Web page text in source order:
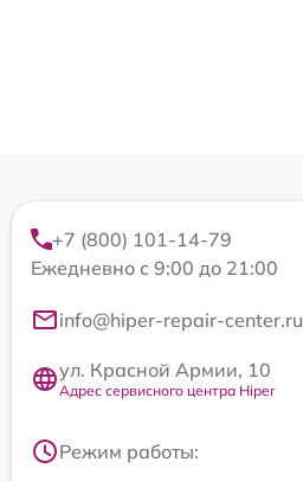
+7 (800) 101-14-79
Ежедневно с 9:00 до 21:00
info@hiper-repair-center.ru
ул. Красной Армии, 10
Адрес сервисного центра Hiper
Режим работы: